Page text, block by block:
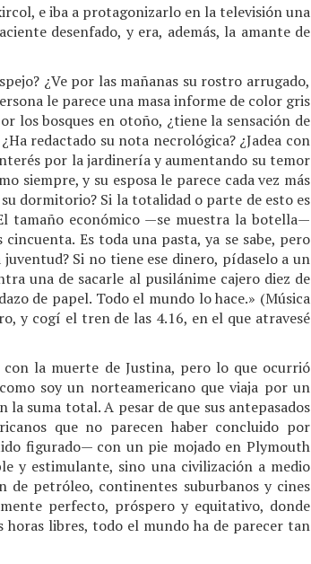
e iba a protagonizarlo en la televisión una
desenfado, y era, además, la amante de
¿Ve por las mañanas su rostro arrugado,
le parece una masa informe de color gris
los bosques en otoño, ¿tiene la sensación de
redactado su nota necrológica? ¿Jadea con
por la jardinería y aumentando su temor
siempre, y su esposa le parece cada vez más
dormitorio? Si la totalidad o parte de esto es
tamaño económico —se muestra la botella—
Es toda una pasta, ya se sabe, pero
Si no tiene ese dinero, pídaselo a un
una de sacarle al pusilánime cajero diez de
de papel. Todo el mundo lo hace.» (Música
y cogí el tren de las 4.16, en el que atravesé
la muerte de Justina, pero lo que ocurrió
soy un norteamericano que viaja por un
suma total. A pesar de que sus antepasados
que no parecen haber concluido por
figurado— con un pie mojado en Plymouth
y estimulante, sino una civilización a medio
petróleo, continentes suburbanos y cines
perfecto, próspero y equitativo, donde
horas libres, todo el mundo ha de parecer tan